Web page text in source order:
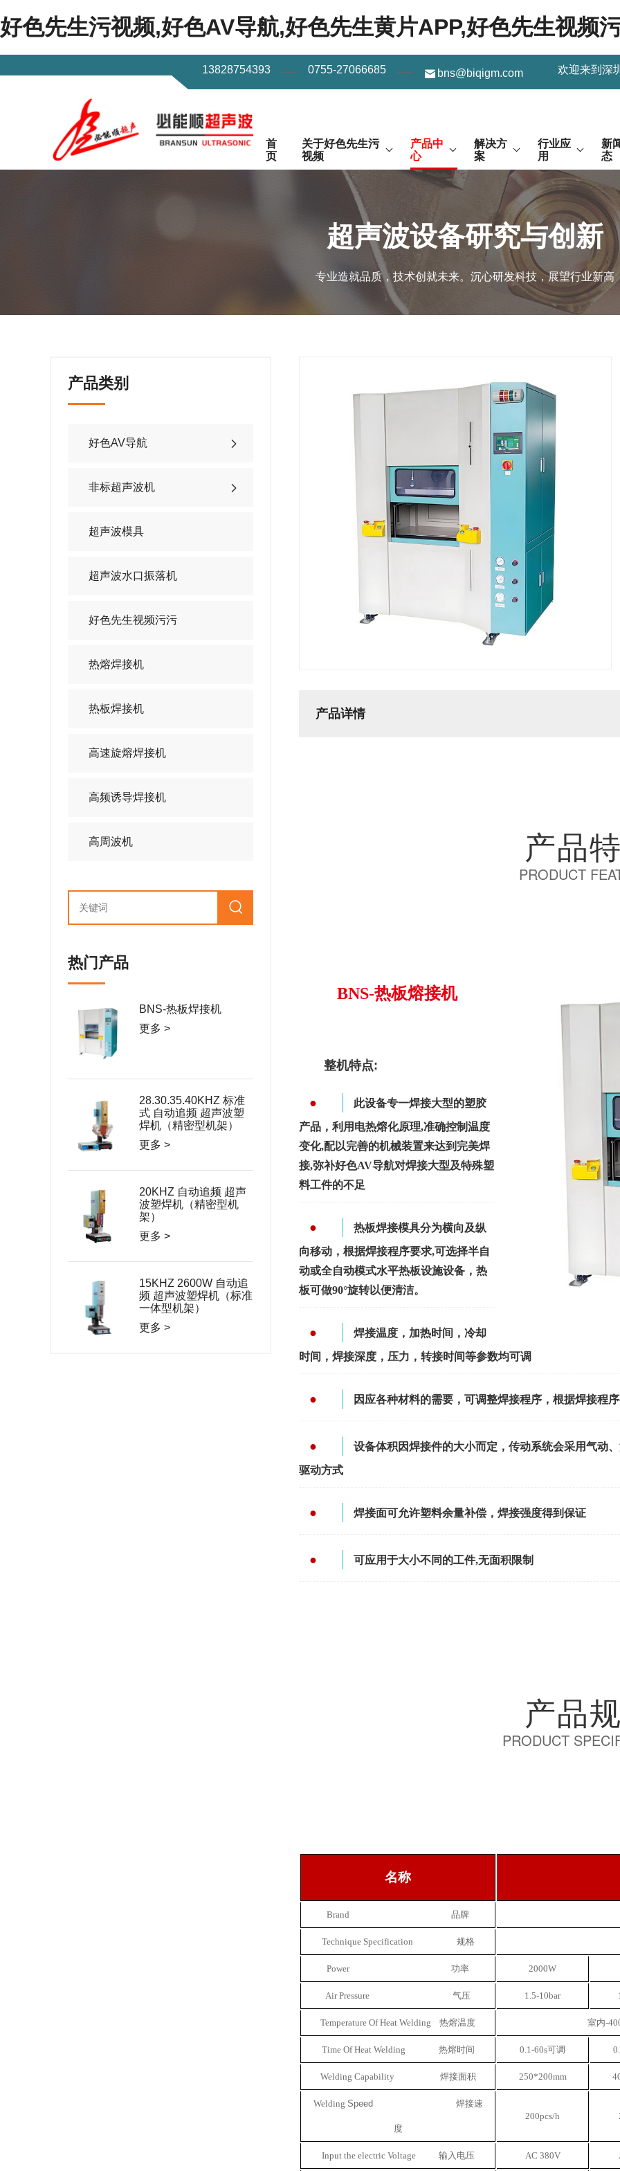
好色先生污视频,好色AV导航,好色先生黄片APP,好色先生视频
13828754393 0755-27066685 bns@biqigm.com 欢迎来到深
首
页
关于好色先生污
视频
产品中
心
解决方
案
行业应
用
新
态
超声波设备研究与创新
专业造就品质，技术创就未来。沉心研发科技，展望行业新高
产品类别
好色AV导航
非标超声波机
超声波模具
超声波水口振落机
好色先生视频污污
热熔焊接机
热板焊接机
高速旋熔焊接机
高频诱导焊接机
高周波机
热门产品
BNS-热板焊接机
更多 >
28.30.35.40KHZ 标准
式 自动追频 超声波塑
焊机（精密型机架）
更多 >
20KHZ 自动追频 超声
波塑焊机（精密型机
架）
更多 >
15KHZ 2600W 自动追
频 超声波塑焊机（标准
一体型机架）
更多 >
产品详情
产品
PRODUCT
BNS-热板熔接机
整机特点:
●
此设备专一焊接大型的塑胶
产品，利用电热熔化原理,准确控制温度
变化,配以完善的机械装置来达到完美焊
接,弥补好色AV导航对焊接大型及特殊塑
料工件的不足
●
热板焊接模具分为横向及纵
向移动，根据焊接程序要求,可选择半自
动或全自动模式水平热板设施设备，热
板可做90°旋转以便清洁。
●
焊接温度，加热时间，冷却
时间，焊接深度，压力，转接时间等参数均可调
● 因应各种材料的需要，可调整焊接程序， 根据焊接程序
●
设备体积因焊接件的大小而定，传动系统会采用气动
驱动方式
● 焊接面可允许塑料余量补偿，焊接强度得到保证
● 可应用于大小不同的工件,无面积限制
产品
PRODUCT
名称
Brand 品牌
Technique Specification 规格
Power 功率 2000W
Air Pressure 气压 1.5-10bar
Temperature Of Heat Welding 热熔温度 室内-
Time Of Heat Welding 热熔时间 0.1-60s可调
Welding Capability 焊接面积 250*200mm
Welding Speed 焊接速
度
200pcs/h
Input the electric Voltage 输入电压 AC 380V